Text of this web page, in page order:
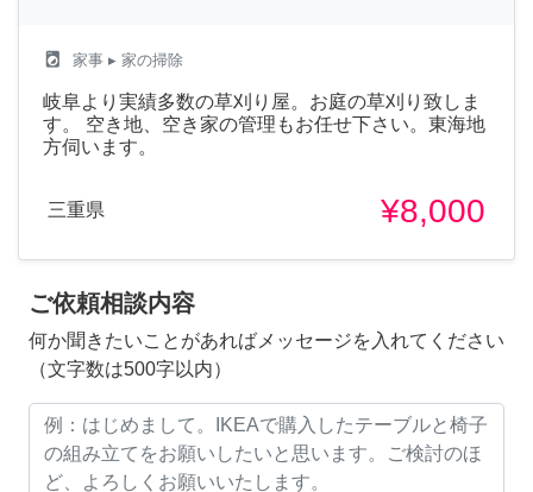
local_laundry_service 家事 ▸ 家の掃除
岐阜より実績多数の草刈り屋。お庭の草刈り致しま
す。 空き地、空き家の管理もお任せ下さい。東海地
方伺います。
三重県 ¥8,000
ご依頼相談内容
何か聞きたいことがあればメッセージを入れてください
（文字数は500字以内）